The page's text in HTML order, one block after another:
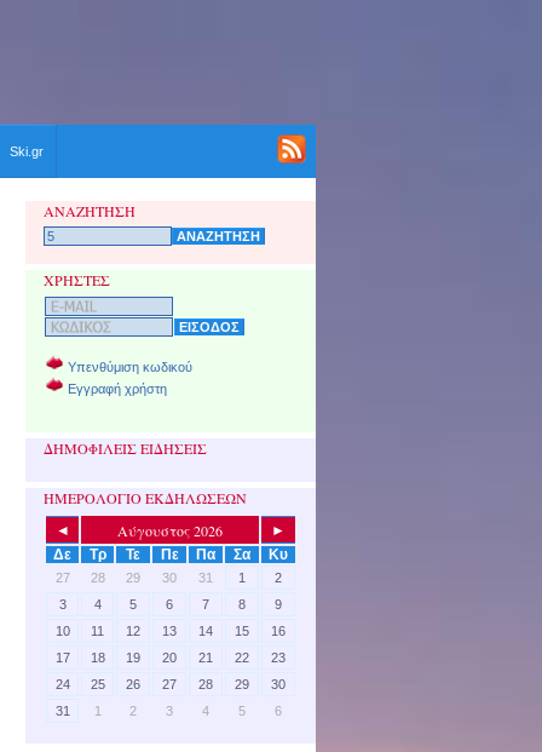
Ski.gr
ΑΝΑΖΗΤΗΣΗ
ΧΡΗΣΤΕΣ
Υπενθύμιση κωδικού
Εγγραφή χρήστη
ΔΗΜΟΦΙΛΕΙΣ ΕΙΔΗΣΕΙΣ
ΗΜΕΡΟΛΟΓΙΟ ΕΚΔΗΛΩΣΕΩΝ
◄ Αύγουστος 2026
►
Δε
Τρ Τε Πε Πα Σα Κυ
27 28 29 30 31 1
2
3
4 5 6 7 8
9
10
11 12 13 14 15
16
17
18 19 20 21 22
23
24
25 26 27 28 29
30
31
1 2 3 4 5 6